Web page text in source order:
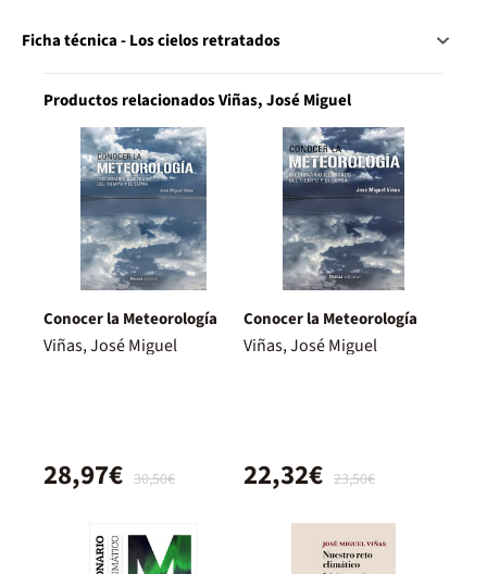
Ficha técnica - Los cielos retratados
Productos relacionados Viñas, José Miguel
Conocer la Meteorología
Viñas, José Miguel
30,50€
28,97€
Conocer la Meteorología
Viñas, José Miguel
23,50€
22,32€